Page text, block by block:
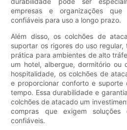
empresas e organizações
confiáveis ​​para uso a longo prazo.
Além disso, os colchões de
suportar os rigores do uso regular,
prática para ambientes de alto
um hotel, albergue, dormitório ou
hospitalidade, os colchões de
e proporcionar conforto e suporte
tempo. Essa durabilidade e
colchões de atacado um
compras que exigem
confiáveis.